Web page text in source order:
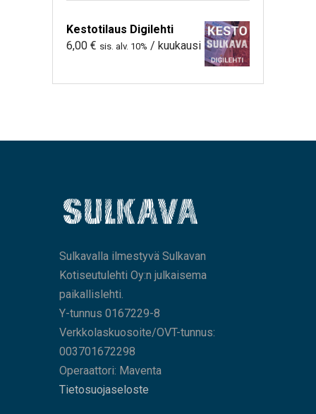
Kestotilaus Digilehti
6,00 € sis. alv. 10% / kuukausi
Sulkavalla ilmestyvä Sulkavan
Kotiseutulehti Oy:n julkaisema
paikallislehti.
Y-tunnus 0167229-8
Verkkolaskuosoite/OVT-tunnus:
003701672298
Operaattori: Maventa
Tietosuojaseloste